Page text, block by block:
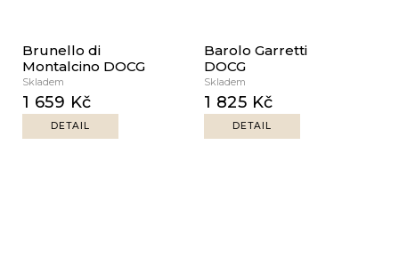
Brunello di
Montalcino DOCG
Skladem
1 659 Kč
DETAIL
Barolo Garretti
DOCG
Skladem
1 825 Kč
DETAIL